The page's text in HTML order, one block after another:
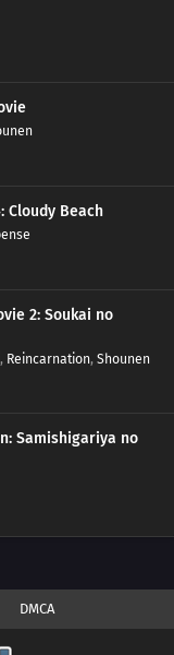
Cloudy Beach
2: Soukai no
, Reincarnation, Shounen
Samishigariya no
DMCA